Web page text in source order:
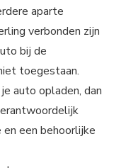
aparte
verbonden zijn
bij de
toegestaan.
auto opladen, dan
een behoorlijke